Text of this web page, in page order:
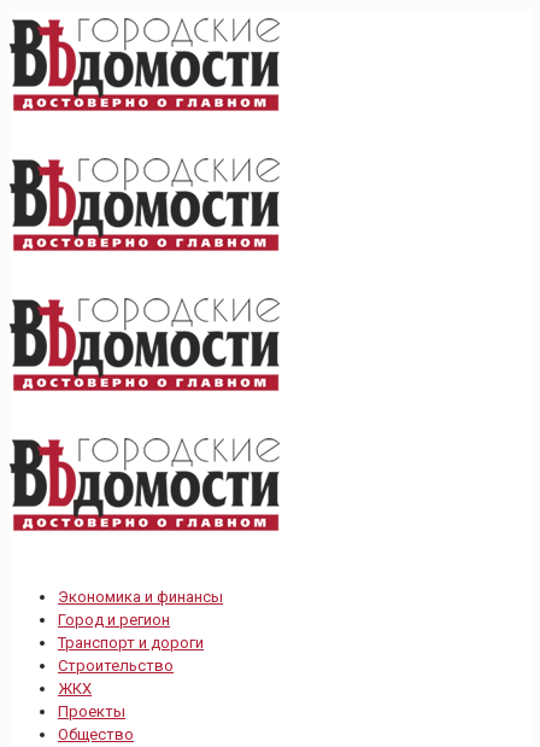
Экономика и финансы
Город и регион
Транспорт и дороги
Строительство
ЖКХ
Проекты
Общество